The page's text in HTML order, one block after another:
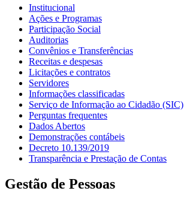
Institucional
Ações e Programas
Participação Social
Auditorias
Convênios e Transferências
Receitas e despesas
Licitações e contratos
Servidores
Informações classificadas
Serviço de Informação ao Cidadão (SIC)
Perguntas frequentes
Dados Abertos
Demonstrações contábeis
Decreto 10.139/2019
Transparência e Prestação de Contas
Gestão de Pessoas